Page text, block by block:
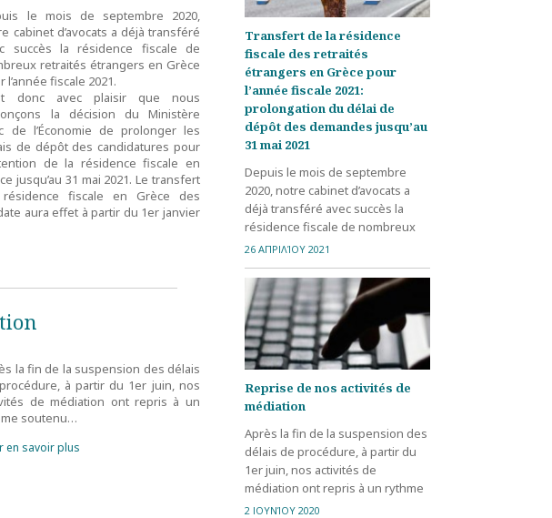
le mois de septembre 2020,
cabinet d’avocats a déjà transféré
succès la résidence fiscale de
retraités étrangers en Grèce
l’année fiscale 2021.
donc avec plaisir que nous
la décision du Ministère
de l’Économie de prolonger les
de dépôt des candidatures pour
de la résidence fiscale en
jusqu’au 31 mai 2021. Le transfert
fiscale en Grèce des
aura effet à partir du 1er janvier
la fin de la suspension des délais
à partir du 1er juin, nos
de médiation ont repris à un
soutenu…
en savoir plus
Transfert de la résidence
fiscale des retraités
étrangers en Grèce pour
l’année fiscale 2021:
prolongation du délai de
dépôt des demandes jusqu’au
31 mai 2021
Depuis le mois de septembre
2020, notre cabinet d’avocats a
déjà transféré avec succès la
résidence fiscale de nombreux
retraités étrangers en Grèce
donc avec plaisir que nous
annonçons la décision du
Ministère grec de l'Économie de
prolonger les délais de dépôt
des candidatures pour l’obtention
de la résidence fiscale en Grèce
jusqu'au 31 mai 2021. Le transfert
de résidence fiscale en Grèce
des retraités qui auront déposé
leur demande jusqu’à cette date
aura effet à partir du 1er janvier
2021...
26 ΑΠΡΙΛΊΟΥ 2021
Reprise de nos activités de
médiation
Après la fin de la suspension des
délais de procédure, à partir du
1er juin, nos activités de
médiation ont repris à un rythme
soutenu...
2 ΙΟΥΝΊΟΥ 2020